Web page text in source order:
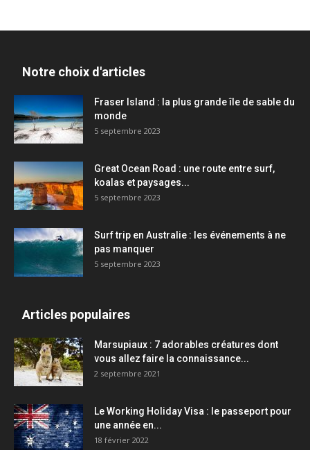
Notre choix d'articles
Fraser Island : la plus grande île de sable du
monde
5 septembre 2023
Great Ocean Road : une route entre surf,
koalas et paysages...
5 septembre 2023
Surf trip en Australie : les événements à ne
pas manquer
5 septembre 2023
Articles populaires
Marsupiaux : 7 adorables créatures dont
vous allez faire la connaissance...
2 septembre 2021
Le Working Holiday Visa : le passeport pour
une année en...
18 février 2022